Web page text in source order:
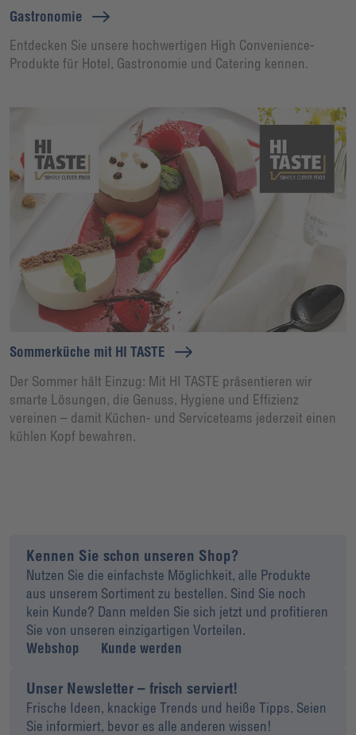
Gastronomie
Entdecken Sie unsere hochwertigen High Convenience-
Produkte für Hotel, Gastronomie und Catering kennen.
Sommerküche mit HI TASTE
Der Sommer hält Einzug: Mit HI TASTE präsentieren wir
smarte Lösungen, die Genuss, Hygiene und Effizienz
vereinen – damit Küchen- und Serviceteams jederzeit einen
kühlen Kopf bewahren.
Kennen Sie schon unseren Shop?
Nutzen Sie die einfachste Möglichkeit, alle Produkte
aus unserem Sortiment zu bestellen. Sind Sie noch
kein Kunde? Dann melden Sie sich jetzt und profitieren
Sie von unseren einzigartigen Vorteilen.
Webshop
Kunde werden
Unser Newsletter – frisch serviert!
Frische Ideen, knackige Trends und heiße Tipps. Seien
Sie informiert, bevor es alle anderen wissen!